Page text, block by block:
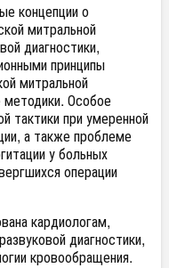
концепции о
митральной
диагностики,
принципы
митральной
методики. Особое
тактики при умеренной
а также проблеме
у больных
операции
кардиологам,
диагностики,
кровообращения.